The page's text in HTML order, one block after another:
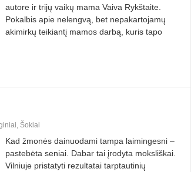
autore ir trijų vaikų mama Vaiva Rykštaite.
Pokalbis apie nelengvą, bet nepakartojamų
akimirkų teikiantį mamos darbą, kuris tapo
Šokiai
Kad žmonės dainuodami tampa laimingesni –
pastebėta seniai. Dabar tai įrodyta moksliškai.
Vilniuje pristatyti rezultatai tarptautinių